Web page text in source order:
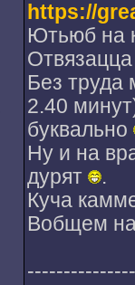
https://
Ютьюб на
Без труда
2.40
буквально
Ну и на
дурят
.
Куча
Вобщем